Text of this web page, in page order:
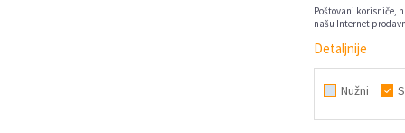
Nastojimo da budemo što
Svi artikli
Poštovani korisniče,
našu Internet
Detaljnije
Nužni